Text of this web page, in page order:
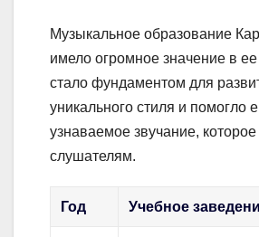
Музыкальное образование
имело огромное значение в
стало фундаментом для
уникального стиля и помогло
узнаваемое звучание,
слушателям.
Год Учебное